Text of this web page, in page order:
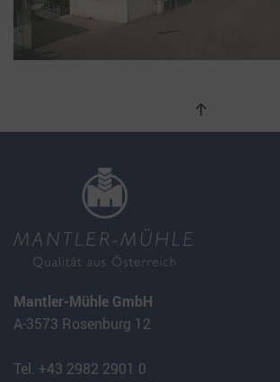
Mantler-Mühle GmbH
A-3573 Rosenburg 12
Tel. +43 2982 2901 0